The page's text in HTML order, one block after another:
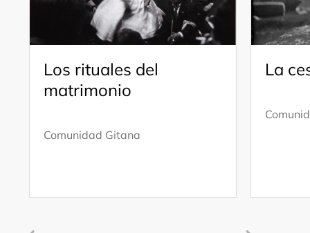
Los rituales del
matrimonio
Comunidad Gitana
La